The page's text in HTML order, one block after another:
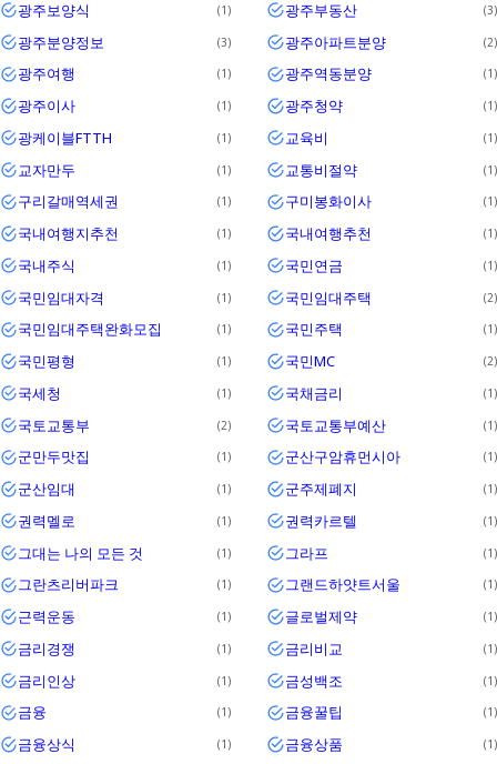
광주보양식 1 광주부동산 3
광주분양정보 3 광주아파트분양 2
광주여행 1 광주역동분양 1
광주이사 1 광주청약 1
광케이블FTTH 1 교육비 1
교자만두 1 교통비절약 1
구리갈매역세권 1 구미봉화이사 1
국내여행지추천 1 국내여행추천 1
국내주식 1 국민연금 1
국민임대자격 1 국민임대주택 2
국민임대주택완화모집 1 국민주택 1
국민평형 1 국민MC 2
국세청 1 국채금리 1
국토교통부 2 국토교통부예산 1
군만두맛집 1 군산구암휴먼시아 1
군산임대 1 군주제폐지 1
권력멜로 1 권력카르텔 1
그대는 나의 모든 것 1 그라프 1
그란츠리버파크 1 그랜드하얏트서울 1
근력운동 1 글로벌제약 1
금리경쟁 1 금리비교 1
금리인상 1 금성백조 1
금융 1 금융꿀팁 1
금융상식 1 금융상품 1